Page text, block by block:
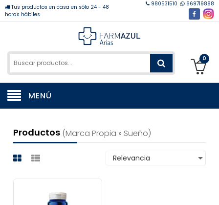
Tus productos en casa en sólo 24 - 48
horas hábiles
980531510 669719888
0
MENÚ
Productos (marca Propia » Sueño)